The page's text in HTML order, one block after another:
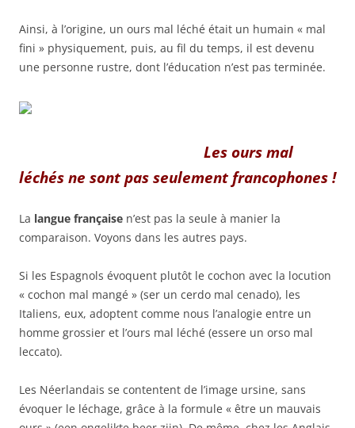
Ainsi, à l’origine, un ours mal léché était un humain « mal
fini » physiquement, puis, au fil du temps, il est devenu
une personne rustre, dont l’éducation n’est pas terminée.
Les ours mal
léchés ne sont pas seulement francophones !
La langue française n’est pas la seule à manier la
comparaison. Voyons dans les autres pays.
Si les Espagnols évoquent plutôt le cochon avec la locution
« cochon mal mangé » (ser un cerdo mal cenado), les
Italiens, eux, adoptent comme nous l’analogie entre un
homme grossier et l’ours mal léché (essere un orso mal
leccato).
Les Néerlandais se contentent de l’image ursine, sans
évoquer le léchage, grâce à la formule « être un mauvais